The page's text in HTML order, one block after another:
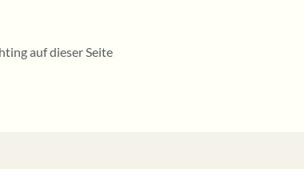
auf dieser Seite